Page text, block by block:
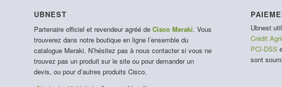
UBNEST
Partenaire officiel et revendeur agréé de Cisco Meraki. Vous
trouverez dans notre boutique en ligne l’ensemble du
catalogue Meraki. N’hésitez pas à nous contacter si vous ne
trouvez pas un produit sur le site ou pour demander un
devis, ou pour d’autres produits Cisco.
Ubnest
Crédit
PCI-DSS
sont